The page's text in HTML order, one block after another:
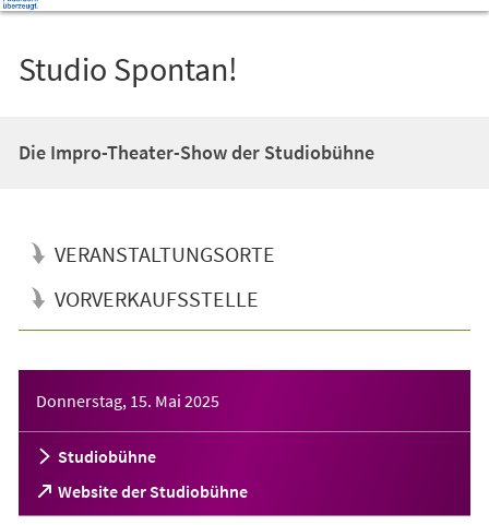
Studio Spontan!
Die Impro-Theater-Show der Studiobühne
VERANSTALTUNGSORTE
VORVERKAUFSSTELLE
Donnerstag, 15. Mai 2025
Studiobühne
Website der Studiobühne
(Öffnet
in